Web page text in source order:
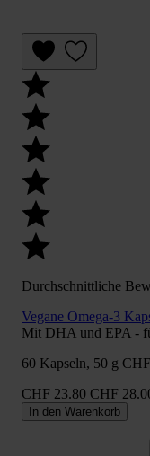
Durchschnittliche
Vegane Omega-3
Mit DHA und EPA -
60 Kapseln, 50 g
CHF 23.80 CHF
In den Warenkorb